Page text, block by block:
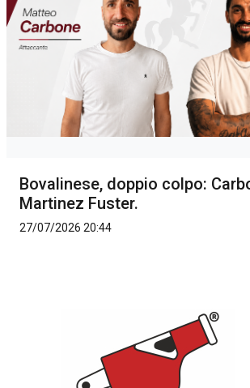
Bovalinese, doppio colpo:
Martinez Fuster.
27/07/2026 20:44